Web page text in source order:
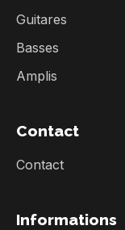
Guitares
Basses
Amplis
Contact
Contact
Informations